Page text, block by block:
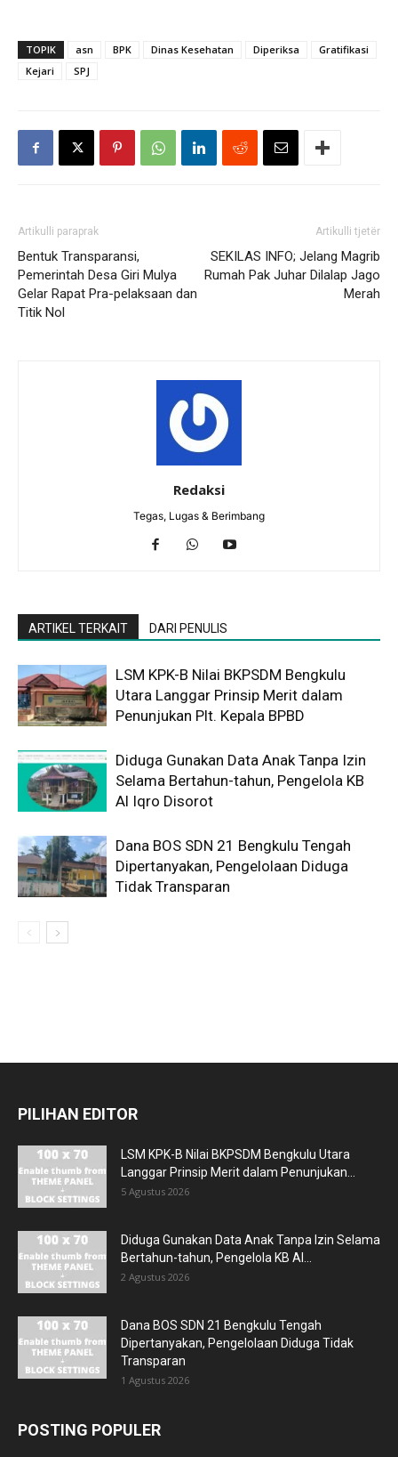
TOPIK asn BPK Dinas Kesehatan Diperiksa
Gratifikasi
Kejari
SPJ
Artikulli paraprak
Bentuk Transparansi,
Pemerintah Desa Giri Mulya
Gelar Rapat Pra-pelaksaan dan
Titik Nol
Artikulli tjetër
SEKILAS INFO; Jelang Magrib
Rumah Pak Juhar Dilalap Jago
Merah
Redaksi
Tegas, Lugas & Berimbang
ARTIKEL TERKAIT DARI PENULIS
LSM KPK-B Nilai BKPSDM Bengkulu
Utara Langgar Prinsip Merit dalam
Penunjukan Plt. Kepala BPBD
Diduga Gunakan Data Anak Tanpa Izin
Selama Bertahun-tahun, Pengelola KB
Al Iqro Disorot
Dana BOS SDN 21 Bengkulu Tengah
Dipertanyakan, Pengelolaan Diduga
Tidak Transparan
PILIHAN EDITOR
LSM KPK-B Nilai BKPSDM Bengkulu Utara
Langgar Prinsip Merit dalam Penunjukan...
5 Agustus 2026
Diduga Gunakan Data Anak Tanpa Izin Selama
Bertahun-tahun, Pengelola KB Al...
2 Agustus 2026
Dana BOS SDN 21 Bengkulu Tengah
Dipertanyakan, Pengelolaan Diduga Tidak
Transparan
1 Agustus 2026
POSTING POPULER